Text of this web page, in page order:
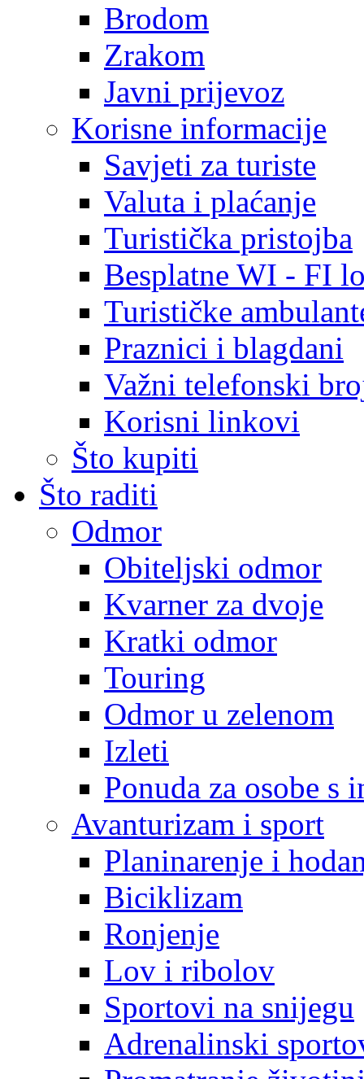
Brodom
Zrakom
Javni prijevoz
Korisne informacije
Savjeti za turiste
Valuta i plaćanje
Turistička pristojba
Besplatne WI - FI
Turističke
Praznici i blagdani
Važni telefonski
Korisni linkovi
Što kupiti
Što raditi
Odmor
Obiteljski odmor
Kvarner za dvoje
Kratki odmor
Touring
Odmor u zelenom
Izleti
Ponuda za osobe s
Avanturizam i sport
Planinarenje i
Biciklizam
Ronjenje
Lov i ribolov
Sportovi na snijegu
Adrenalinski